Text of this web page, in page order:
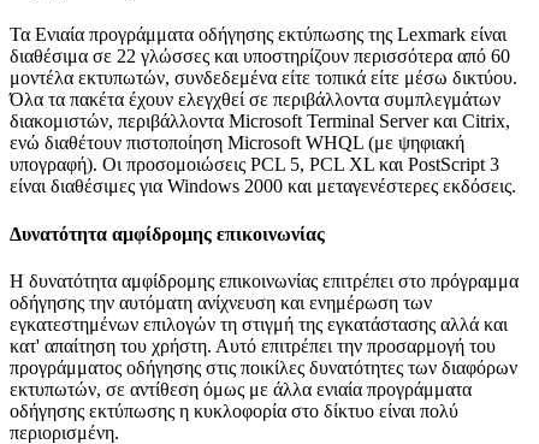
Τα Ενιαία προγράμματα οδήγησης εκτύπωσης της Lexmark είναι
διαθέσιμα σε 22 γλώσσες και υποστηρίζουν περισσότερα από 60
μοντέλα εκτυπωτών, συνδεδεμένα είτε τοπικά είτε μέσω δικτύου.
Όλα τα πακέτα έχουν ελεγχθεί σε περιβάλλοντα συμπλεγμάτων
διακομιστών, περιβάλλοντα Microsoft Terminal Server και Citrix,
ενώ διαθέτουν πιστοποίηση Microsoft WHQL (με ψηφιακή
υπογραφή). Οι προσομοιώσεις PCL 5, PCL XL και PostScript 3
είναι διαθέσιμες για Windows 2000 και μεταγενέστερες εκδόσεις.
Δυνατότητα αμφίδρομης επικοινωνίας
Η δυνατότητα αμφίδρομης επικοινωνίας επιτρέπει στο πρόγραμμα
οδήγησης την αυτόματη ανίχνευση και ενημέρωση των
εγκατεστημένων επιλογών τη στιγμή της εγκατάστασης αλλά και
κατ' απαίτηση του χρήστη. Αυτό επιτρέπει την προσαρμογή του
προγράμματος οδήγησης στις ποικίλες δυνατότητες των διαφόρων
εκτυπωτών, σε αντίθεση όμως με άλλα ενιαία προγράμματα
οδήγησης εκτύπωσης η κυκλοφορία στο δίκτυο είναι πολύ
περιορισμένη.